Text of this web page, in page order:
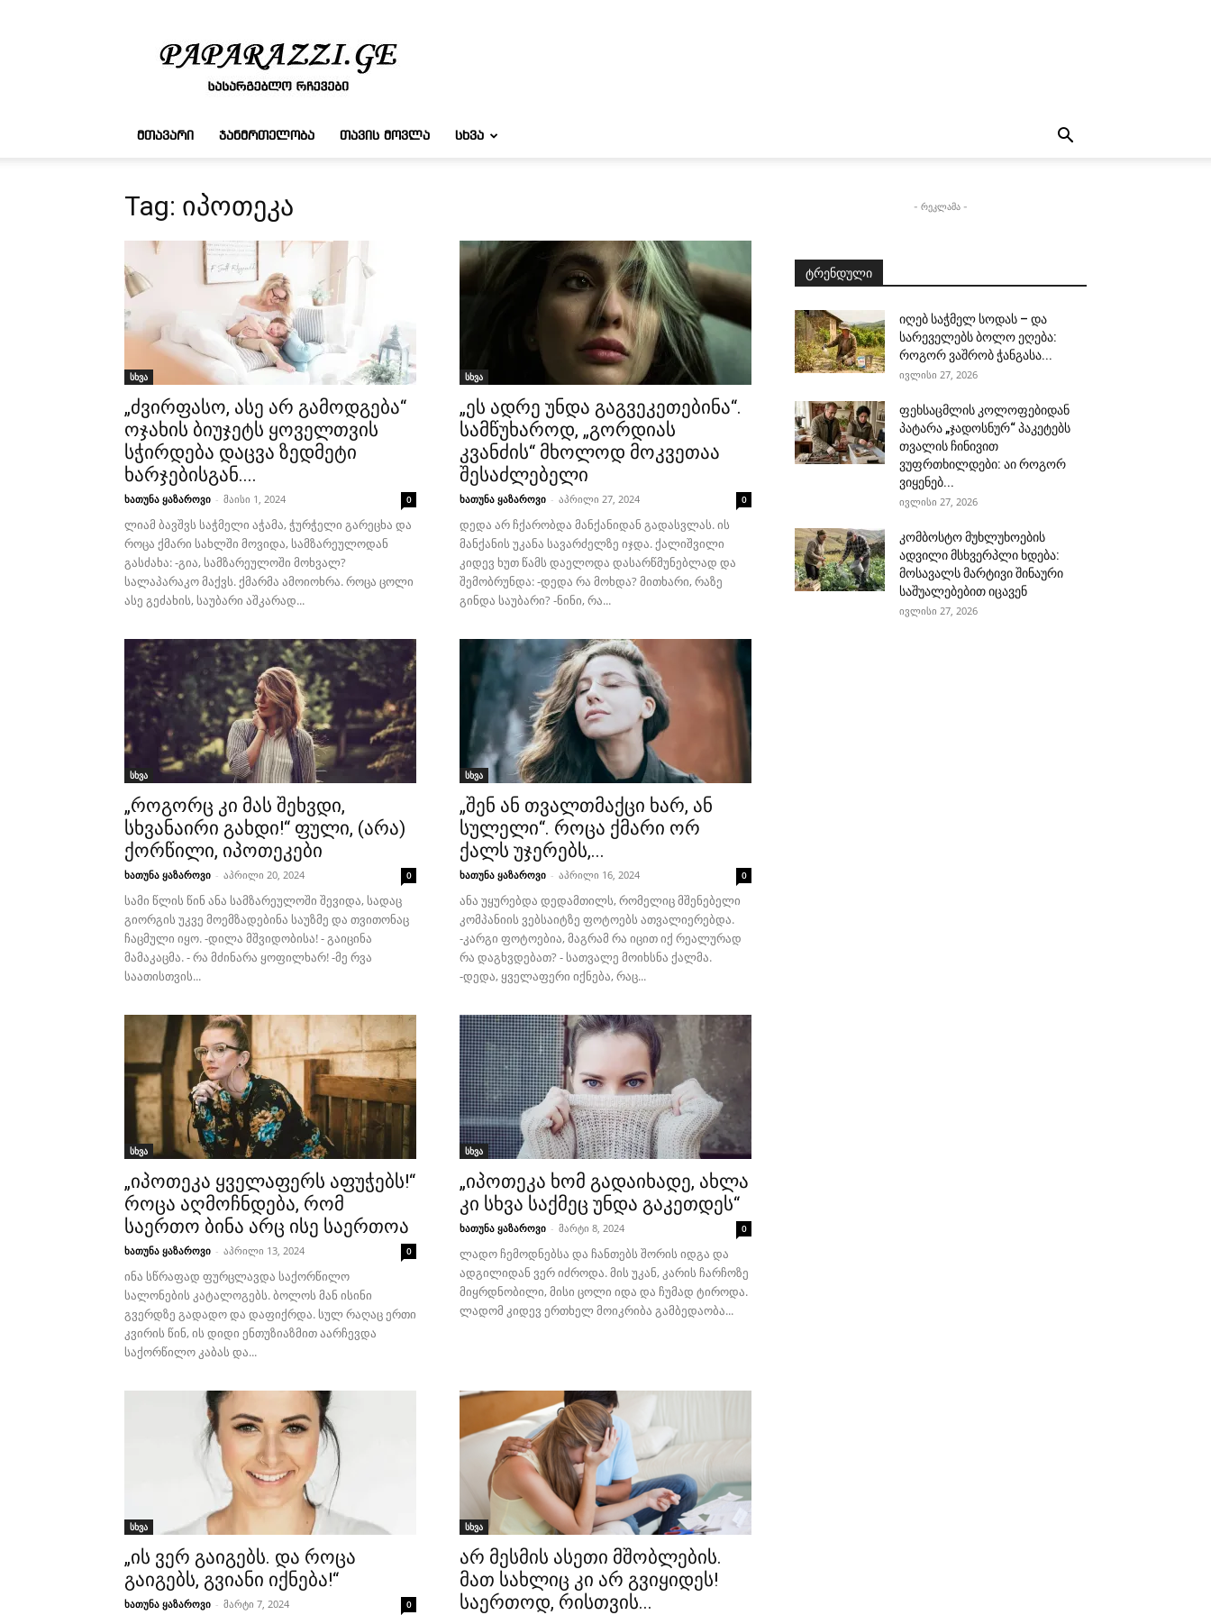
რჩევები
ᲛᲗᲐᲕᲐᲠᲘ ᲯᲐᲜᲛᲠᲗᲔᲚᲝᲑᲐ ᲗᲐᲕᲘᲡ ᲛᲝᲕᲚᲐ ᲡᲮᲕᲐ
Tag: იპოთეკა
სხვა
„ძვირფასო, ასე არ გამოდგება“
ოჯახის ბიუჯეტს ყოველთვის
სჭირდება დაცვა ზედმეტი
ხარჯებისგან....
ხათუნა ყაზაროვი - მაისი 1, 2024 0
ლიამ ბავშვს საჭმელი აჭამა, ჭურჭელი გარეცხა და
როცა ქმარი სახლში მოვიდა, სამზარეულოდან
გასძახა: -გია, სამზარეულოში მოხვალ?
სალაპარაკო მაქვს. ქმარმა ამოიოხრა. როცა ცოლი
ასე გეძახის, საუბარი აშკარად...
სხვა
„ეს ადრე უნდა გაგვეკეთებინა“.
სამწუხაროდ, „გორდიას
კვანძის“ მხოლოდ მოკვეთაა
შესაძლებელი
ხათუნა ყაზაროვი - აპრილი 27, 2024 0
დედა არ ჩქარობდა მანქანიდან გადასვლას. ის
მანქანის უკანა სავარძელზე იჯდა. ქალიშვილი
კიდევ ხუთ წამს დაელოდა დასარწმუნებლად და
შემობრუნდა: -დედა რა მოხდა? მითხარი, რაზე
გინდა საუბარი? -ნინი, რა...
სხვა
„როგორც კი მას შეხვდი,
სხვანაირი გახდი!“ ფული, (არა)
ქორწილი, იპოთეკები
ხათუნა ყაზაროვი - აპრილი 20, 2024 0
სამი წლის წინ ანა სამზარეულოში შევიდა, სადაც
გიორგის უკვე მოემზადებინა საუზმე და თვითონაც
ჩაცმული იყო. -დილა მშვიდობისა! - გაიცინა
მამაკაცმა. - რა მძინარა ყოფილხარ! -მე რვა
საათისთვის...
სხვა
„შენ ან თვალთმაქცი ხარ, ან
სულელი“. როცა ქმარი ორ
ქალს უჯერებს,...
ხათუნა ყაზაროვი - აპრილი 16, 2024 0
ანა უყურებდა დედამთილს, რომელიც მშენებელი
კომპანიის ვებსაიტზე ფოტოებს ათვალიერებდა.
-კარგი ფოტოებია, მაგრამ რა იცით იქ რეალურად
რა დაგხვდებათ? - სათვალე მოიხსნა ქალმა.
-დედა, ყველაფერი იქნება, რაც...
სხვა
„იპოთეკა ყველაფერს აფუჭებს!“
როცა აღმოჩნდება, რომ
საერთო ბინა არც ისე საერთოა
ხათუნა ყაზაროვი - აპრილი 13, 2024 0
ინა სწრაფად ფურცლავდა საქორწილო
სალონების კატალოგებს. ბოლოს მან ისინი
გვერდზე გადადო და დაფიქრდა. სულ რაღაც ერთი
კვირის წინ, ის დიდი ენთუზიაზმით აარჩევდა
საქორწილო კაბას და...
სხვა
„იპოთეკა ხომ გადაიხადე, ახლა
კი სხვა საქმეც უნდა გაკეთდეს“
ხათუნა ყაზაროვი - მარტი 8, 2024 0
ლადო ჩემოდნებსა და ჩანთებს შორის იდგა და
ადგილიდან ვერ იძროდა. მის უკან, კარის ჩარჩოზე
მიყრდნობილი, მისი ცოლი იდა და ჩუმად ტიროდა.
ლადომ კიდევ ერთხელ მოიკრიბა გამბედაობა...
სხვა
„ის ვერ გაიგებს. და როცა
გაიგებს, გვიანი იქნება!“
ხათუნა ყაზაროვი - მარტი 7, 2024 0
სხვა
არ მესმის ასეთი მშობლების.
მათ სახლიც კი არ გვიყიდეს!
საერთოდ, რისთვის...
- რეკლამა -
ტრენდული
იღებ საჭმელ სოდას – და
სარეველებს ბოლო ეღება:
როგორ ვაშრობ ჭანგასა...
ივლისი 27, 2026
ფეხსაცმლის კოლოფებიდან
პატარა „ჯადოსნურ“ პაკეტებს
თვალის ჩინივით
ვუფრთხილდები: აი როგორ
ვიყენებ...
ივლისი 27, 2026
კომბოსტო მუხლუხოების
ადვილი მსხვერპლი ხდება:
მოსავალს მარტივი შინაური
საშუალებებით იცავენ
ივლისი 27, 2026